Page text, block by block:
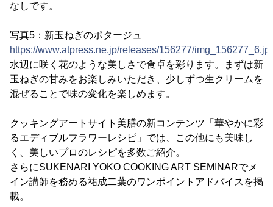
なしです。
写真5：新玉ねぎのポタージュ
https://www.atpress.ne.jp/releases/156277/
水辺に咲く花のような美しさで食卓を彩ります。まずは新
玉ねぎの甘みをお楽しみいただき、少しずつ生クリームを
混ぜることで味の変化を楽しめます。
クッキングアートサイト美膳の新コンテンツ「華やかに彩
るエディブルフラワーレシピ」では、この他にも美味し
く、美しいプロのレシピを多数ご紹介。
さらにSUKENARI YOKO COOKING ART SEMINARでメ
イン講師を務める祐成二葉のワンポイントアドバイスを掲
載。